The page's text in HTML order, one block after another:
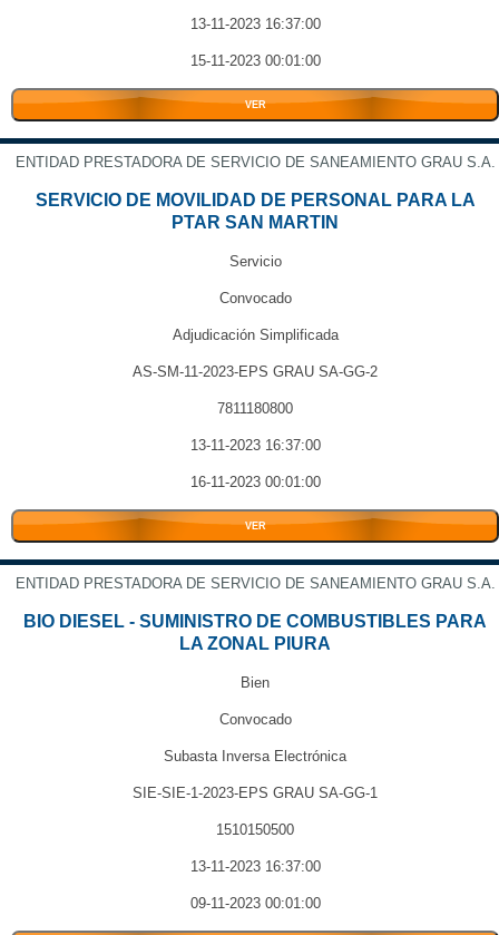
13-11-2023 16:37:00
15-11-2023 00:01:00
VER
ENTIDAD PRESTADORA DE SERVICIO DE SANEAMIENTO GRAU S.A.
SERVICIO DE MOVILIDAD DE PERSONAL PARA LA
PTAR SAN MARTIN
Servicio
Convocado
Adjudicación Simplificada
AS-SM-11-2023-EPS GRAU SA-GG-2
7811180800
13-11-2023 16:37:00
16-11-2023 00:01:00
VER
ENTIDAD PRESTADORA DE SERVICIO DE SANEAMIENTO GRAU S.A.
BIO DIESEL - SUMINISTRO DE COMBUSTIBLES PARA
LA ZONAL PIURA
Bien
Convocado
Subasta Inversa Electrónica
SIE-SIE-1-2023-EPS GRAU SA-GG-1
1510150500
13-11-2023 16:37:00
09-11-2023 00:01:00